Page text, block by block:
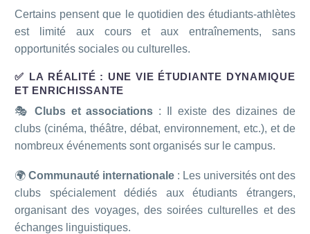
Certains pensent que le quotidien des étudiants-athlètes
est limité aux cours et aux entraînements, sans
opportunités sociales ou culturelles.
✅ LA RÉALITÉ : UNE VIE ÉTUDIANTE DYNAMIQUE
ET ENRICHISSANTE
🎭 Clubs et associations : Il existe des dizaines de
clubs (cinéma, théâtre, débat, environnement, etc.), et de
nombreux événements sont organisés sur le campus.
🌍 Communauté internationale : Les universités ont des
clubs spécialement dédiés aux étudiants étrangers,
organisant des voyages, des soirées culturelles et des
échanges linguistiques.